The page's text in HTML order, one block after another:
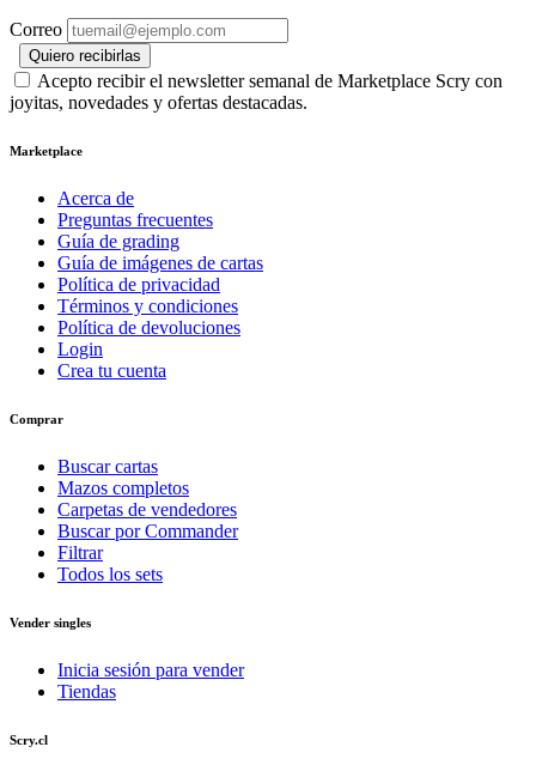
Correo
Quiero recibirlas
Acepto recibir el newsletter semanal de Marketplace Scry con
joyitas, novedades y ofertas destacadas.
Marketplace
Acerca de
Preguntas frecuentes
Guía de grading
Guía de imágenes de cartas
Política de privacidad
Términos y condiciones
Política de devoluciones
Login
Crea tu cuenta
Comprar
Buscar cartas
Mazos completos
Carpetas de vendedores
Buscar por Commander
Filtrar
Todos los sets
Vender singles
Inicia sesión para vender
Tiendas
Scry.cl